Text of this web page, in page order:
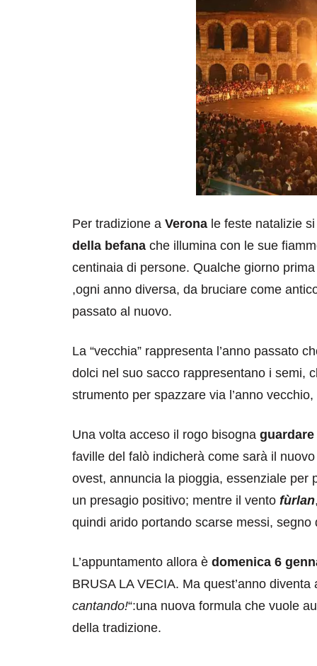
Per tradizione a Verona le feste natalizie
della befana che illumina con le sue
centinaia di persone. Qualche giorno
,ogni anno diversa, da bruciare come
passato al nuovo.
La “vecchia” rappresenta l’anno passato
dolci nel suo sacco rappresentano i semi,
strumento per spazzare via l’anno
Una volta acceso il rogo bisogna
faville del falò indicherà come sarà il
ovest, annuncia la pioggia, essenziale per
un presagio positivo; mentre il vento fùrlan
quindi arido portando scarse messi, segno
L’appuntamento allora è domenica 6
BRUSA LA VECIA. Ma quest’anno diventa
cantando!“:una nuova formula che vuole
della tradizione.